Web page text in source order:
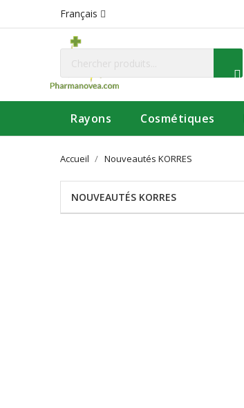
Français
Rayons Cosmétiques
Accueil Nouveautés KORRES
NOUVEAUTÉS KORRES